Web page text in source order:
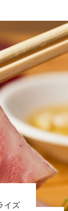
イズ
を一緒に味わ